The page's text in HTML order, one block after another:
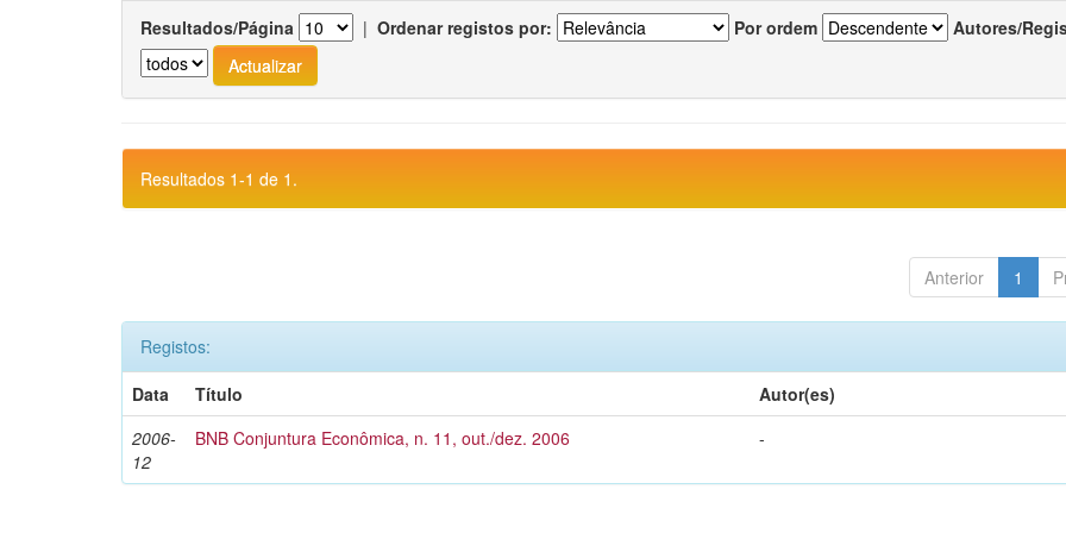
Resultados/Página | Ordenar registos por: Por ordem Autores/
Resultados 1-1 de 1.
Anterior 1
Registos:
Data
Título
Autor(es)
2006-
12
BNB Conjuntura Econômica, n. 11, out./dez. 2006 -